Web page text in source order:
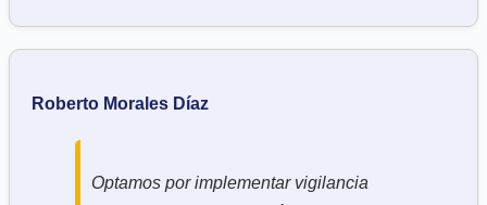
Roberto Morales Díaz
Optamos por implementar vigilancia